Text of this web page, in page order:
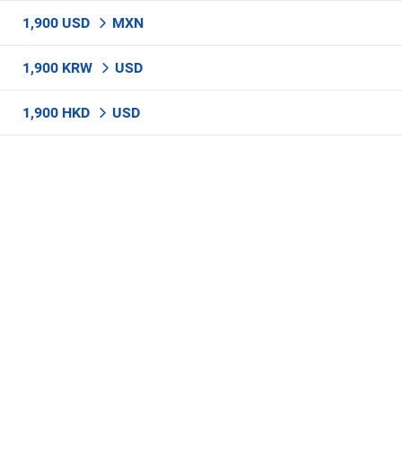
1,900 USD MXN
1,900 KRW USD
1,900 HKD USD